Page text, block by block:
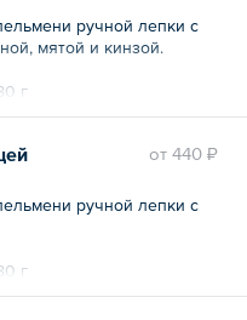
ручной лепки с
мятой и кинзой.
г
oт 440 ₽
ручной лепки с
г